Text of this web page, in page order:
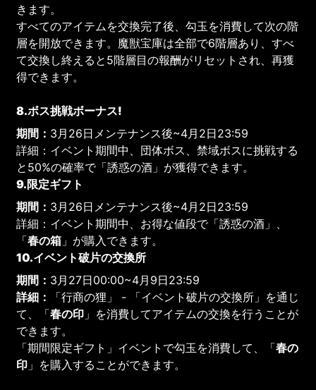
きます。
すべてのアイテムを交換完了後、勾玉を消費して次の階
層を開放できます。魔獣宝庫は全部で6階層あり、すべ
て交換し終えると5階層目の報酬がリセットされ、再獲
得できます。
8.ボス挑戦ボーナス!
期間： 3月26日メンテナンス後~4月2日23:59
詳細：イベント期間中、団体ボス、禁域ボスに挑戦する
と50%の確率で「誘惑の酒」が獲得できます。
9.限定ギフト
期間： 3月26日メンテナンス後~4月2日23:59
詳細：イベント期間中、お得な値段で「誘惑の酒」、
「春の箱 」が購入できます。
10.イベント破片の交換所
期間： 3月27日00:00~4月9日23:59
詳細：
「行商の狸」 - 「イベント破片の交換所」を通じ
て、「春の印 」を消費してアイテムの交換を行うことが
できます。
「期間限定ギフト」イベントで勾玉を消費して、「春の
印 」を購入することができます。